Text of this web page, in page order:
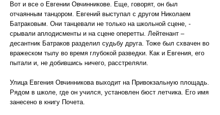
Вот и все о Евгении Овчинникове. Еще, говорят, он был
отчаянным танцором. Евгений выступал с другом Николаем
Батраковым. Они танцевали не только на школьной сцене, -
срывали аплодисменты и на сцене оперетты. Лейтенант –
десантник Батраков разделил судьбу друга. Тоже был схвачен во
вражеском тылу во время глубокой разведки. Как и Евгения, его
пытали и, не добившись ничего, расстреляли.
Улица Евгения Овчинникова выходит на Привокзальную площадь.
Рядом в школе, где он учился, установлен бюст летчика. Его имя
занесено в книгу Почета.